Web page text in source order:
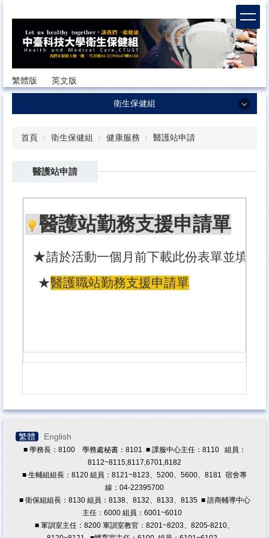
到
容
區繁體版 英文版
衛生保健組
組員職掌與介紹
工作計畫暨服務項目
健康法規與辦法
健康檢查
健康促進活動
表格單張下載
首頁 衛生保健組 健康服務 醫護站申請
醫護站申請
醫護站勤務支援申請單
★請於活動一個月前下載此份表單並填寫
★醫護職站勤務支援申請單
繁體 English
■ 學務長：8100 學務處秘書：8101 ■ 課服中心主任：8110 組員：
8112~8115,8117,6701,8182
■ 生輔組組長：8120 組員：8121~8123、5200、5600、8181 宿舍專
線：04-22395700
■ 衛保組組長：8130 組員：8138、8132、8133、8135 ■ 諮商輔導中心
主任：6000 組員：6001~6010
■ 軍訓室主任：8200 軍訓室教官：8201~8203、8205-8210、